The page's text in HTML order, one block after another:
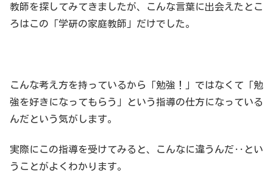
教師を探してみてきましたが、こんな言葉に出会えたとこ
ろはこの「学研の家庭教師」だけでした。
こんな考え方を持っているから「勉強！」ではなくて「勉
強を好きになってもらう」という指導の仕方になっている
んだという気がします。
実際にこの指導を受けてみると、こんなに違うんだ‥とい
うことがよくわかります。